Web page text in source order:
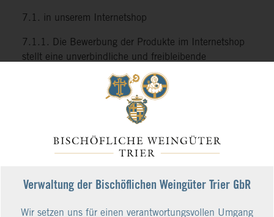
7.1. in unserem Internetshop
7.1.1. Die Bewerbung der Produkte im Internetshop
stellt eine unverbindliche und freibleibende
Aufforderung zur Abgabe eines Angebots durch
7.1.2. Die Kunden geben ein Angebot ab, indem sie
unseren Bestellvorgang durchlaufen und am Ende auf
den Link "Zahlungspflichtig bestellen" klicken.
mittels der üblichen Tastatur- und Mausfunktionen
korrigiert werden.
Verwaltung der Bischöflichen Weingüter Trier GbR
Wir setzen uns für einen verantwortungsvollen Umgang